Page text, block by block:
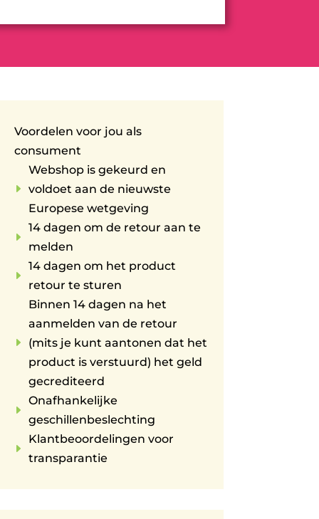
Voordelen voor jou als
consument
E
Webshop is gekeurd en
voldoet aan de nieuwste
Europese wetgeving
E
14 dagen om de retour aan te
melden
E
14 dagen om het product
retour te sturen
E
Binnen 14 dagen na het
aanmelden van de retour
(mits je kunt aantonen dat het
product is verstuurd) het geld
gecrediteerd
E
Onafhankelijke
geschillenbeslechting
E
Klantbeoordelingen voor
transparantie